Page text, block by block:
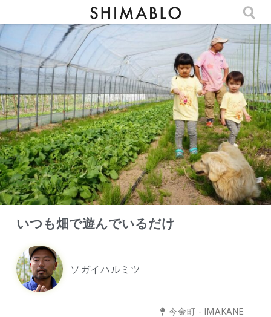
いつも畑で遊んでいるだけ
ソガイハルミツ
今金町 - IMAKANE